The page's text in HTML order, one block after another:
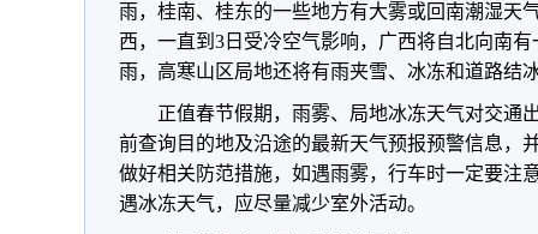
雨，桂南、桂东的一些地方有大雾或回南潮湿天
西，一直到3日受冷空气影响，广西将自北向南
雨，高寒山区局地还将有雨夹雪、冰冻和道路结
正值春节假期，雨雾、局地冰冻天气对交通
前查询目的地及沿途的最新天气预报预警信息，
做好相关防范措施，如遇雨雾，行车时一定要注
遇冰冻天气，应尽量减少室外活动。